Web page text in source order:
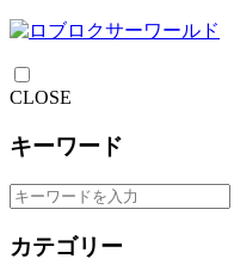
CLOSE
キーワード
カテゴリー